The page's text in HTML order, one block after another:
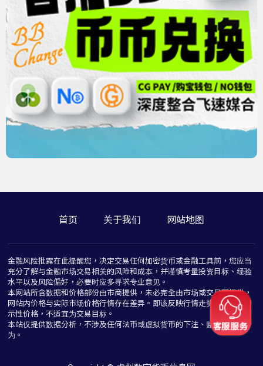
首页 关于我们 网站地图
金融风险批露在此提醒您，决定交易任何加密货币或金融工具前，您应当
充分了解与金融市场交易相关的风险和成本，并谨慎考量投资目标、经验
水平以及风险偏好，必要时应多寻求专业意见。
本网站所含数据和价格部份由市商提供，未必完全由市场或交易所提供，
网站内价格与实际市场价格行情存在差异。即该反映行情走势价格仅为指
示性价格，不适宜为交易目标。
本站仅提供数据分析，不涉及任何法币或虚拟货币的下注、赌博与推介行
为。